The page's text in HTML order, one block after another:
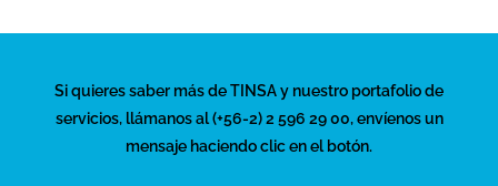
Si quieres saber más de TINSA y nuestro portafolio de
servicios, llámanos al (+56-2) 2 596 29 00, envíenos un
mensaje haciendo clic en el botón.